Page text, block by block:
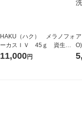
HAKU（ハク） メラノフォ
ーカスＩＶ 45ｇ 資生
堂 おまけ付き
11,000円